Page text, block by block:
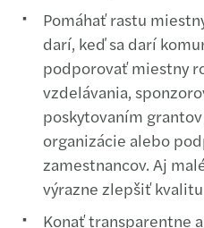
Pomáhať rastu
darí, keď sa darí
podporovať miestny
vzdelávania,
poskytovaním
organizácie alebo
zamestnancov. Aj
výrazne zlepšiť
Konať transparentne